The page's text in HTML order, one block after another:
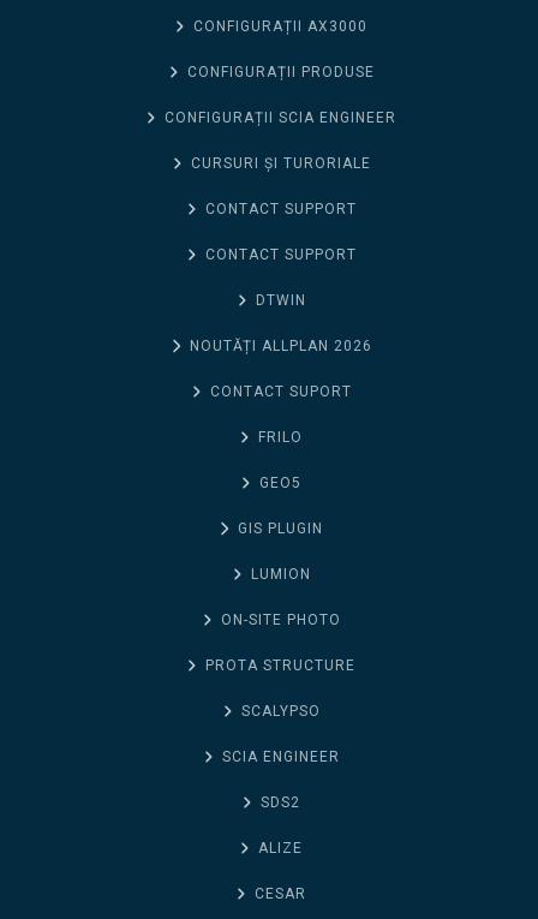
CONFIGURAȚII AX3000
CONFIGURAȚII PRODUSE
CONFIGURAȚII SCIA ENGINEER
CURSURI ȘI TURORIALE
CONTACT SUPPORT
CONTACT SUPPORT
DTWIN
NOUTĂȚI ALLPLAN 2026
CONTACT SUPORT
FRILO
GEO5
GIS PLUGIN
LUMION
ON-SITE PHOTO
PROTA STRUCTURE
SCALYPSO
SCIA ENGINEER
SDS2
ALIZE
CESAR